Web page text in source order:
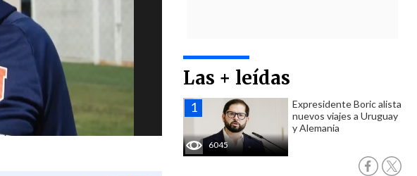
Las + leídas
6045
Expresidente Boric alista
nuevos viajes a Uruguay
y Alemania